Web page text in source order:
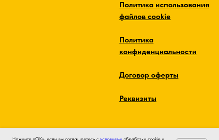
Нажмите «ОК», если вы соглашаетесь с условиями обработки cookie и
Политика использования
файлов cookie
Политика
конфиденциальности
Договор оферты
Реквизиты